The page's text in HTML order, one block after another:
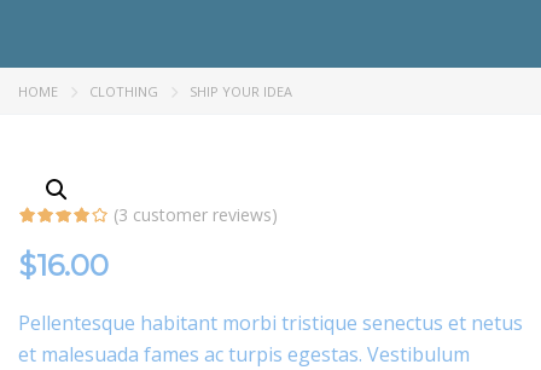
HOME CLOTHING SHIP YOUR IDEA
(3 customer reviews)
$16.00
Pellentesque habitant morbi tristique senectus et netus
et malesuada fames ac turpis egestas. Vestibulum